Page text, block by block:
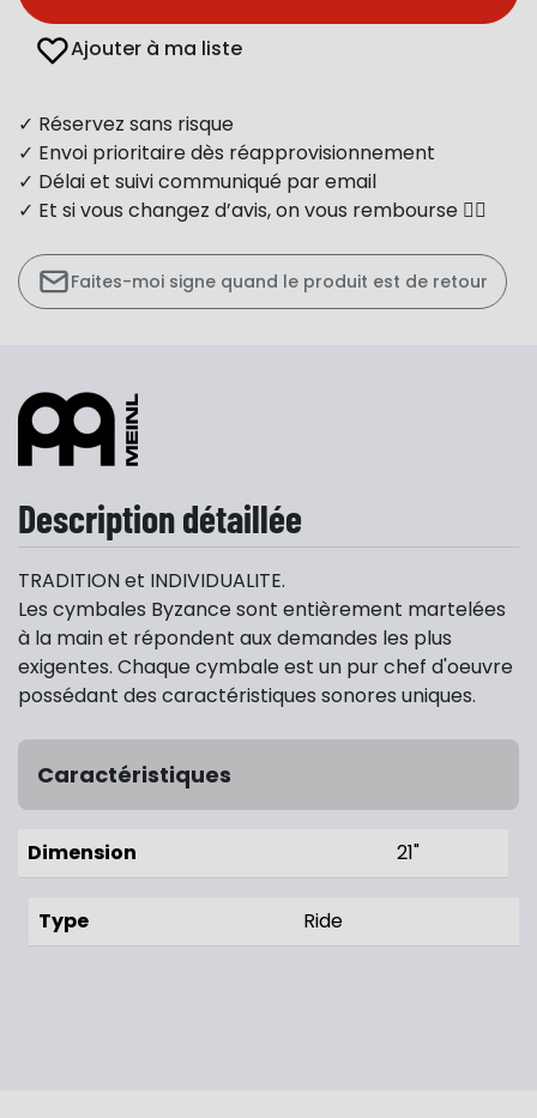
Ajouter à ma liste
✓ Réservez sans risque
✓ Envoi prioritaire dès réapprovisionnement
✓ Délai et suivi communiqué par email
✓ Et si vous changez d’avis, on vous rembourse 👍🏻
Faites-moi signe quand le produit est de retour
Description détaillée
TRADITION et INDIVIDUALITE.
Les cymbales Byzance sont entièrement martelées
à la main et répondent aux demandes les plus
exigentes. Chaque cymbale est un pur chef d'oeuvre
possédant des caractéristiques sonores uniques.
Caractéristiques
Dimension 21"
Type Ride